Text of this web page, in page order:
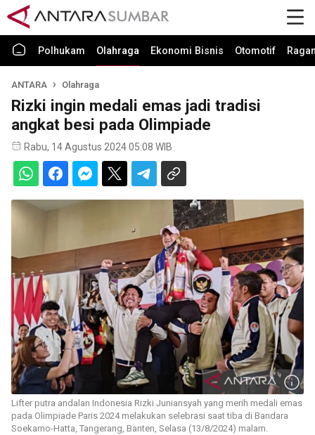
Polhukam Olahraga Ekonomi Bisnis Otomotif
ANTARA Olahraga
Rizki ingin medali emas jadi tradisi
angkat besi pada Olimpiade
Rabu, 14 Agustus 2024 05:08 WIB
Lifter putra andalan Indonesia Rizki Juniansyah yang merih medali emas
pada Olimpiade Paris 2024 melakukan selebrasi saat tiba di Bandara
Soekarno-Hatta, Tangerang, Banten, Selasa (13/8/2024) malam.